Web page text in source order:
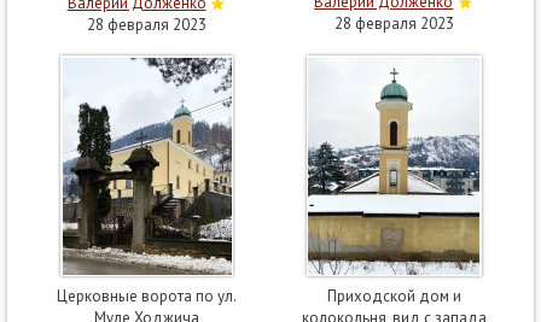
28 февраля 2023
28 февраля 2023
Церковные ворота по ул.
Муле Ходжича
Приходской дом и
колокольня, вид с запада